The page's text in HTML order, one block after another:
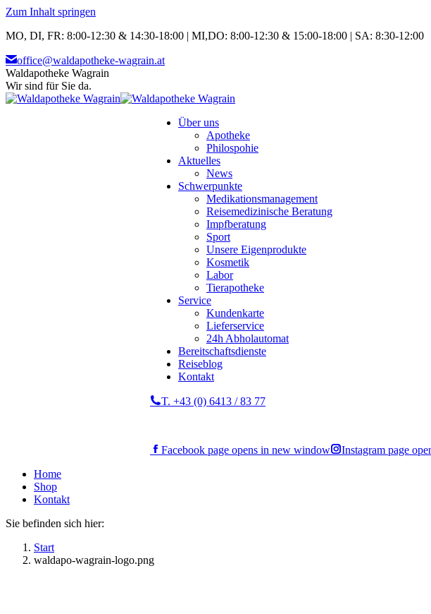
Zum Inhalt springen
MO, DI, FR: 8:00-12:30 & 14:30-18:00 | MI,DO: 8:00-12:30 & 15:00-18:00 | SA: 8:30-12:00
office@waldapotheke-wagrain.at
Waldapotheke Wagrain
Wir sind für Sie da.
Über uns
Apotheke
Philospohie
Aktuelles
News
Schwerpunkte
Medikationsmanagement
Reisemedizinische Beratung
Impfberatung
Sport
Unsere Eigenprodukte
Kosmetik
Labor
Tierapotheke
Service
Kundenkarte
Lieferservice
24h Abholautomat
Bereitschaftsdienste
Reiseblog
Kontakt
T. +43 (0) 6413 / 83 77
Facebook page opens in new window
Instagram page
Home
Shop
Kontakt
Sie befinden sich hier:
Start
waldapo-wagrain-logo.png